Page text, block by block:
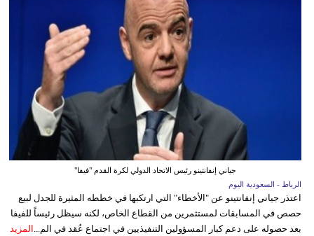
جياني إنفانتينو رئيس الاتحاد الدولي لكرة القدم "فيفا"
الرباط - السعودية اليوم
اعتذر جياني إنفانتينو عن "الأخطاء" التي ارتكبها في خططه المثيرة للجدل لبيع
حصص في المسابقات لمستثمرين من القطاع الخاص، لكنه سيظل رئيساً للفيفا
بعد حصوله على دعم كبار المسؤولين التنفيذيين في اجتماع عُقد في الم... المزيد